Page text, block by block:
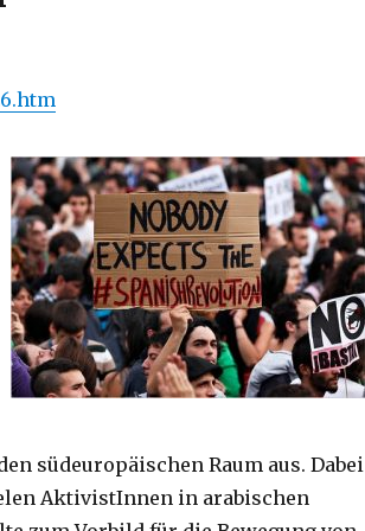
südeuropäischen Raum aus. Dabei
AktivistInnen in arabischen